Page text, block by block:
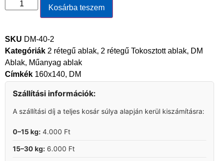
Kosárba teszem
SKU DM-40-2
Kategóriák 2 rétegű ablak, 2 rétegű Tokosztott ablak, DM
Ablak, Műanyag ablak
Címkék 160x140, DM
Szállítási információk:
A szállítási díj a teljes kosár súlya alapján kerül kiszámításra:
0–15 kg: 4.000 Ft
15–30 kg: 6.000 Ft